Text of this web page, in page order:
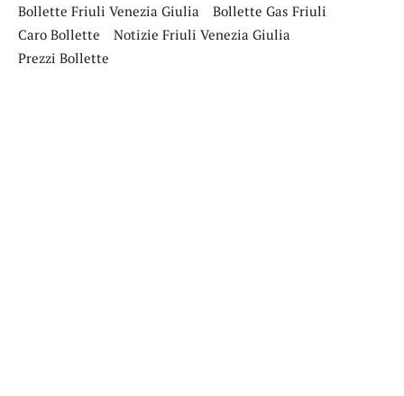
Bollette Friuli Venezia Giulia
Bollette Gas Friuli
Caro Bollette
Notizie Friuli Venezia Giulia
Prezzi Bollette